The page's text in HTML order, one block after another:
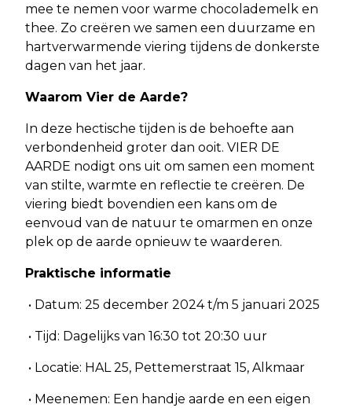
mee te nemen voor warme chocolademelk en
thee. Zo creëren we samen een duurzame en
hartverwarmende viering tijdens de donkerste
dagen van het jaar.
Waarom Vier de Aarde?
In deze hectische tijden is de behoefte aan
verbondenheid groter dan ooit. VIER DE
AARDE nodigt ons uit om samen een moment
van stilte, warmte en reflectie te creëren. De
viering biedt bovendien een kans om de
eenvoud van de natuur te omarmen en onze
plek op de aarde opnieuw te waarderen.
Praktische informatie
• Datum: 25 december 2024 t/m 5 januari 2025
• Tijd: Dagelijks van 16:30 tot 20:30 uur
• Locatie: HAL 25, Pettemerstraat 15, Alkmaar
• Meenemen: Een handje aarde en een eigen